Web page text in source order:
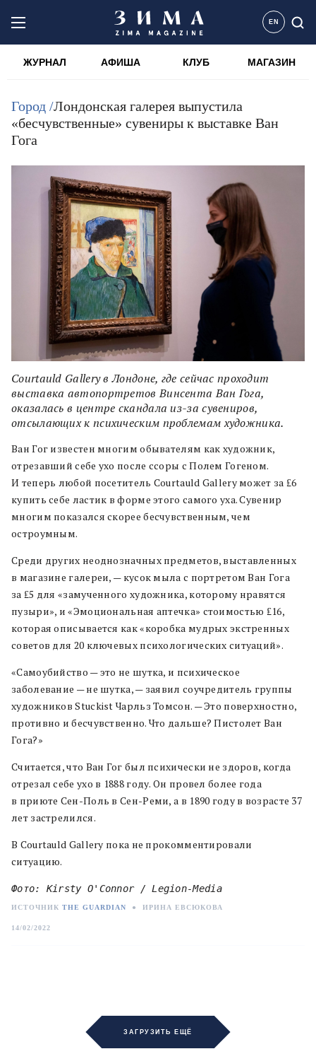
EN
ЖУРНАЛ АФИША КЛУБ МАГАЗИН
Город /Лондонская галерея выпустила
«бесчувственные» сувениры к выставке Ван
Гога
Courtauld Gallery в Лондоне, где сейчас проходит
выставка автопортретов Винсента Ван Гога,
оказалась в центре скандала из-за сувениров,
отсылающих к психическим проблемам художника.
Ван Гог известен многим обывателям как художник,
отрезавший себе ухо после ссоры с Полем Гогеном.
И теперь любой посетитель Courtauld Gallery может за ₤6
купить себе ластик в форме этого самого уха. Сувенир
многим показался скорее бесчувственным, чем
остроумным.
Среди других неоднозначных предметов, выставленных
в магазине галереи, — кусок мыла с портретом Ван Гога
за ₤5 для «замученного художника, которому нравятся
пузыри», и «Эмоциональная аптечка» стоимостью ₤16,
которая описывается как «коробка мудрых экстренных
советов для 20 ключевых психологических ситуаций».
«Самоубийство — это не шутка, и психическое
заболевание — не шутка, — заявил соучредитель группы
художников Stuckist Чарльз Томсон. — Это поверхностно,
противно и бесчувственно. Что дальше? Пистолет Ван
Гога?»
Считается, что Ван Гог был психически не здоров, когда
отрезал себе ухо в 1888 году. Он провел более года
в приюте Сен-Поль в Сен-Реми, а в 1890 году в возрасте 37
лет застрелился.
В Courtauld Gallery пока не прокомментировали
ситуацию.
Фото: Kirsty O'Connor / Legion-Media
ИСТОЧНИК THE GUARDIAN ● ИРИНА ЕВСЮКОВА
14/02/2022
ЗАГРУЗИТЬ ЕЩЁ